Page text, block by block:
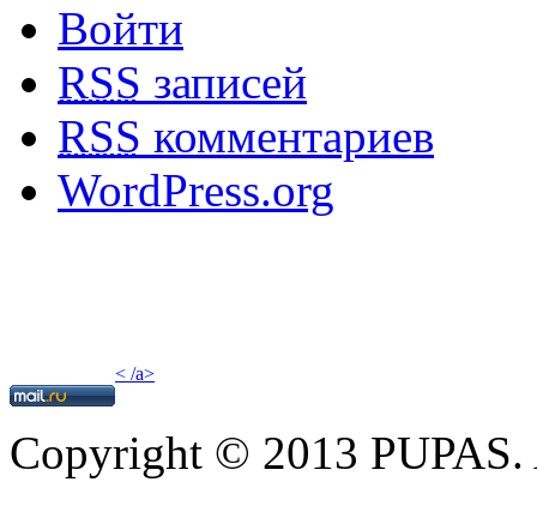
Войти
RSS записей
RSS комментариев
WordPress.org
< /a>
Copyright © 2013 PUPAS.